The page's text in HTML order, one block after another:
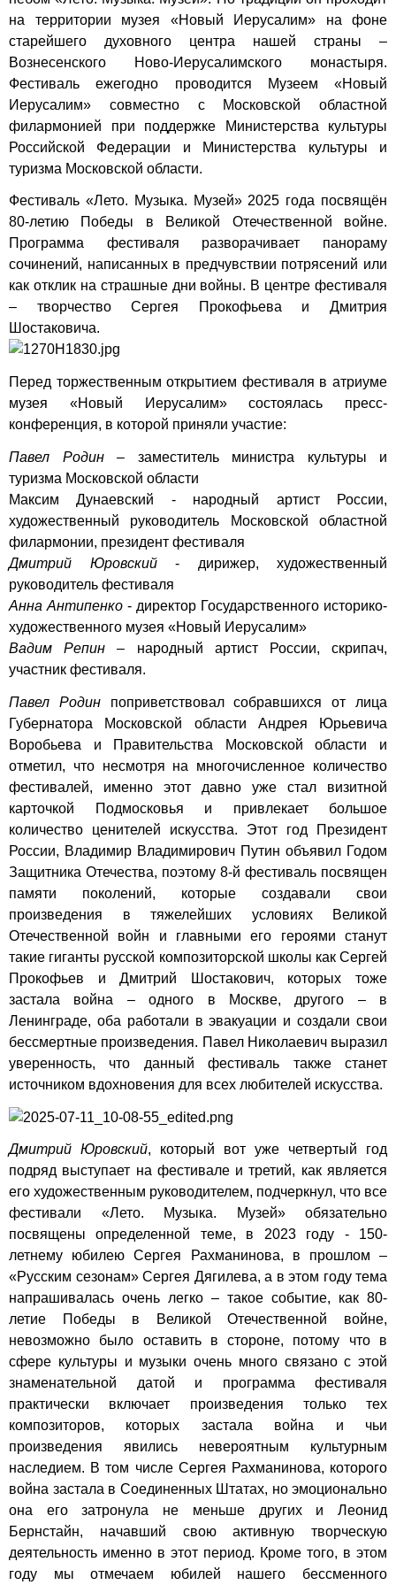
на территории музея «Новый Иерусалим» на фоне
старейшего духовного центра нашей страны –
Вознесенского Ново-Иерусалимского монастыря.
Фестиваль ежегодно проводится Музеем «Новый
Иерусалим» совместно с Московской областной
филармонией при поддержке Министерства культуры
Российской Федерации и Министерства культуры и
туризма Московской области.
Фестиваль «Лето. Музыка. Музей» 2025 года посвящён
80-летию Победы в Великой Отечественной войне.
Программа фестиваля разворачивает панораму
сочинений, написанных в предчувствии потрясений или
как отклик на страшные дни войны. В центре фестиваля
– творчество Сергея Прокофьева и Дмитрия
Шостаковича.
Перед торжественным открытием фестиваля в атриуме
музея «Новый Иерусалим» состоялась пресс-
конференция, в которой приняли участие:
Павел Родин – заместитель министра культуры и
туризма Московской области
Максим Дунаевский - народный артист России,
художественный руководитель Московской областной
филармонии, президент фестиваля
Дмитрий Юровский- дирижер, художественный
руководитель фестиваля
Анна Антипенко - директор Государственного историко-
художественного музея «Новый Иерусалим»
Вадим Репин – народный артист России, скрипач,
участник фестиваля.
Павел Родинпоприветствовал собравшихся от лица
Губернатора Московской области Андрея Юрьевича
Воробьева и Правительства Московской области и
отметил, что несмотря на многочисленное количество
фестивалей, именно этот давно уже стал визитной
карточкой Подмосковья и привлекает большое
количество ценителей искусства. Этот год Президент
России, Владимир Владимирович Путин объявил Годом
Защитника Отечества, поэтому 8-й фестиваль посвящен
памяти поколений, которые создавали свои
произведения в тяжелейших условиях Великой
Отечественной войн и главными его героями станут
такие гиганты русской композиторской школы как Сергей
Прокофьев и Дмитрий Шостакович, которых тоже
застала война – одного в Москве, другого – в
Ленинграде, оба работали в эвакуации и создали свои
бессмертные произведения. Павел Николаевич выразил
уверенность, что данный фестиваль также станет
источником вдохновения для всех любителей искусства.
Дмитрий Юровский, который вот уже четвертый год
подряд выступает на фестивале и третий, как является
его художественным руководителем, подчеркнул, что все
фестивали «Лето. Музыка. Музей» обязательно
посвящены определенной теме, в 2023 году - 150-
летнему юбилею Сергея Рахманинова, в прошлом –
«Русским сезонам» Сергея Дягилева, а в этом году тема
напрашивалась очень легко – такое событие, как 80-
летие Победы в Великой Отечественной войне,
невозможно было оставить в стороне, потому что в
сфере культуры и музыки очень много связано с этой
знаменательной датой и программа фестиваля
практически включает произведения только тех
композиторов, которых застала война и чьи
произведения явились невероятным культурным
наследием. В том числе Сергея Рахманинова, которого
война застала в Соединенных Штатах, но эмоционально
она его затронула не меньше других и Леонид
Бернстайн, начавший свою активную творческую
деятельность именно в этот период. Кроме того, в этом
году мы отмечаем юбилей нашего бессменного